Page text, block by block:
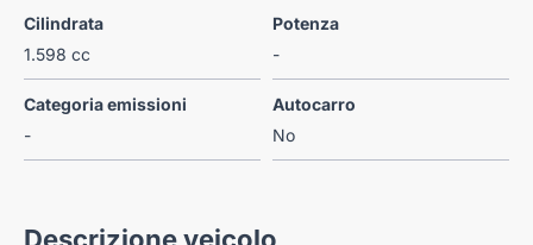
Cilindrata
1.598 cc
Potenza
-
Categoria emissioni
-
Autocarro
No
Descrizione veicolo